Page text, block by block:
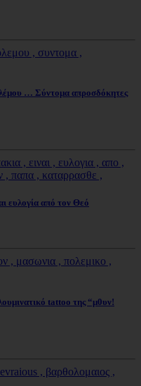
… Σύντομα απροσδόκητες
ευλογία από τον Θεό
tattoo της “μ0υν!